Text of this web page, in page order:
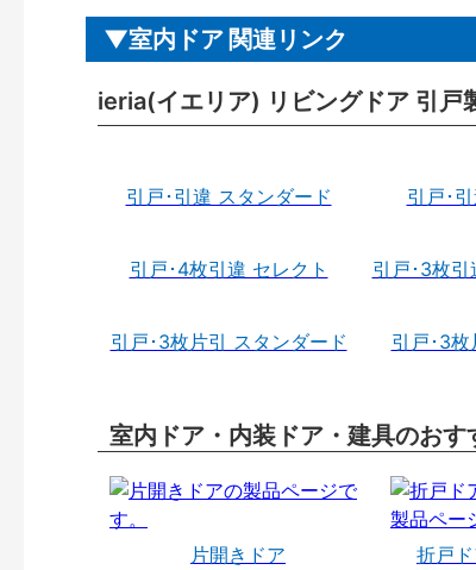
室内ドア 関連リンク
ieria(イエリア) リビングドア 引戸
引戸･引違 スタンダード 引戸･
引戸･4枚引違 セレクト 引戸･3枚引
引戸･3枚片引 スタンダード 引戸･3枚
室内ドア・内装ドア・建具のおす
片開きドア 折戸